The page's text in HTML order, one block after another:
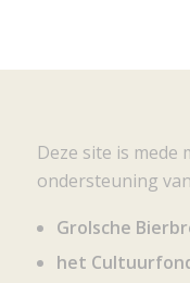
Deze site is mede
ondersteuning
Grolsche
het